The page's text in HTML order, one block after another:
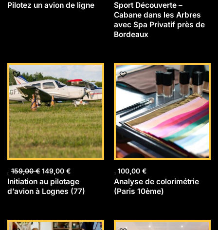
Pilotez un avion de ligne
Sport Découverte –
Cabane dans les Arbres
avec Spa Privatif près de
Bordeaux
159,00€
Le
prix
initial
était :
159,00 €.
149,00 €
Le
actuel
est :
149,00 €.
Initiation au pilotage
d’avion à Lognes (77)
100,00 €
Analyse de colorimétrie
(Paris 10ème)